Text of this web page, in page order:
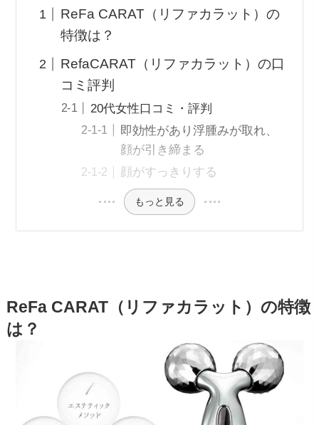
ReFa CARAT（リファカラット）の
特徴は？
RefaCARAT（リファカラット）の口
コミ評判
20代女性口コミ・評判
即効性があり浮腫みが取れ、
顔が引き締まる
顔がすっきりする
もっと見る
ReFa CARAT（リファカラット）の特徴
は？